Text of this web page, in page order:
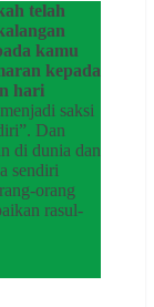
telah
kamu
kepada
hari
saksi
Dan
di dunia dan
sendiri
orang
rasul-